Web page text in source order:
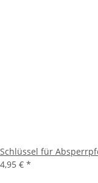
Schlüssel für
4,95 € *